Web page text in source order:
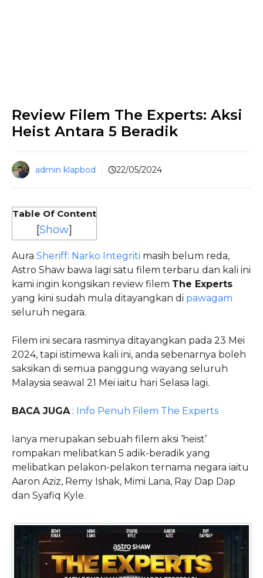
Review Filem The Experts: Aksi
Heist Antara 5 Beradik
admin klapbod 22/05/2024
Table Of Content
[Show]
Aura Sheriff: Narko Integriti masih belum reda,
Astro Shaw bawa lagi satu filem terbaru dan kali ini
kami ingin kongsikan review filem The Experts
yang kini sudah mula ditayangkan di pawagam
seluruh negara.
Filem ini secara rasminya ditayangkan pada 23 Mei
2024, tapi istimewa kali ini, anda sebenarnya boleh
saksikan di semua panggung wayang seluruh
Malaysia seawal 21 Mei iaitu hari Selasa lagi.
BACA JUGA: Info Penuh Filem The Experts
Ianya merupakan sebuah filem aksi ‘heist’
rompakan melibatkan 5 adik-beradik yang
melibatkan pelakon-pelakon ternama negara iaitu
Aaron Aziz, Remy Ishak, Mimi Lana, Ray Dap Dap
dan Syafiq Kyle.